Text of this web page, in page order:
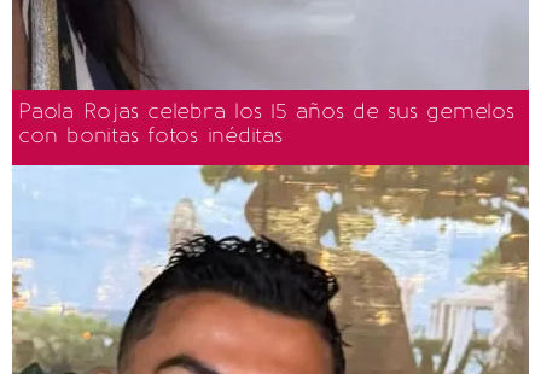
Paola Rojas celebra los 15 años de sus gemelos
con bonitas fotos inéditas